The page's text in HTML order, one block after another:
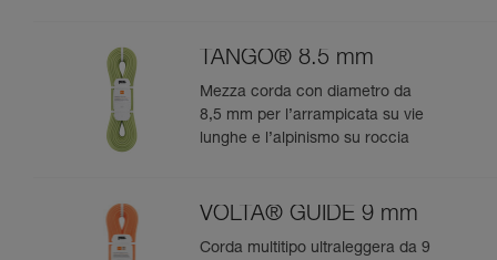
TANGO® 8.5 mm
Mezza corda con diametro da
8,5 mm per l’arrampicata su vie
lunghe e l’alpinismo su roccia
VOLTA® GUIDE 9 mm
Corda multitipo ultraleggera da 9